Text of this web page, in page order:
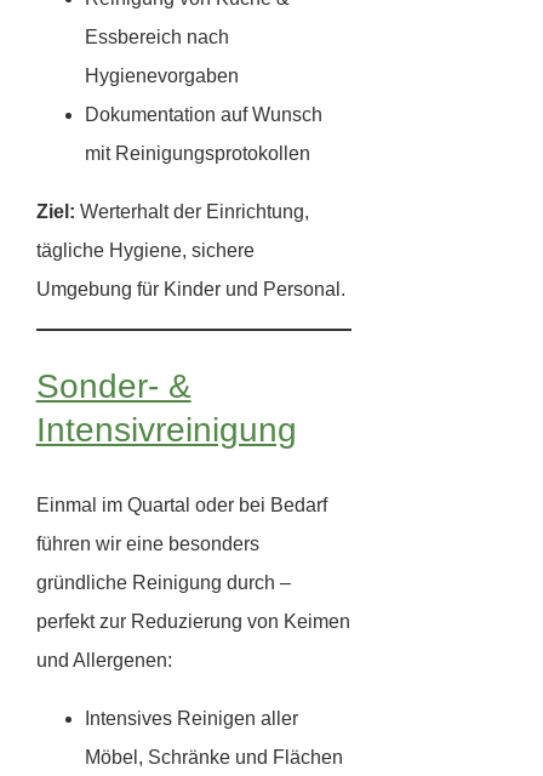
Essbereich nach
Hygienevorgaben
Dokumentation auf Wunsch
mit Reinigungsprotokollen
Ziel: Werterhalt der Einrichtung,
tägliche Hygiene, sichere
Umgebung für Kinder und Personal.
Sonder- &
Intensivreinigung
Einmal im Quartal oder bei Bedarf
führen wir eine besonders
gründliche Reinigung durch –
perfekt zur Reduzierung von Keimen
und Allergenen:
Intensives Reinigen aller
Möbel, Schränke und Flächen